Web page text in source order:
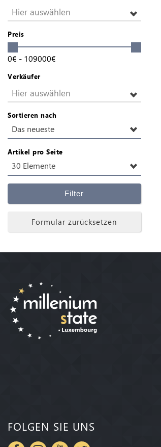
Hier auswählen
Preis
0€ - 109000€
Verkäufer
Hier auswählen
Sortieren nach
Das neueste
Artikel pro Seite
30 Elemente
Filter
Formular zurücksetzen
FOLGEN SIE UNS